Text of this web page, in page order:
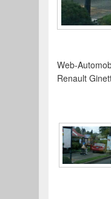
Web-
Renault